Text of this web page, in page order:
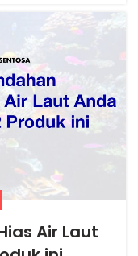
Air Laut